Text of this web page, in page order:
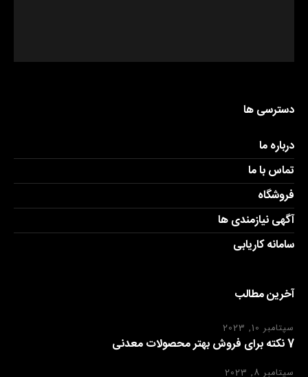
دسترسی ها
درباره ما
تماس با ما
فروشگاه
آگهی نیازمندی ها
سامانه کاریابی
آخرین مطالب
سپتامبر 10, 2023
7 نکته برای فروش بهتر محصولات معدنی
سپتامبر 8, 2023